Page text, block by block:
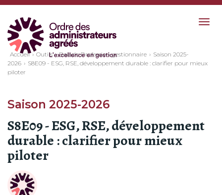
Accueil Outils Balado Profession gestionnaire
Saison 2025-
2026
S8E09 - ESG, RSE, développement durable : clarifier pour mieux
piloter
Saison 2025-2026
S8E09 - ESG, RSE, développement
durable : clarifier pour mieux
piloter